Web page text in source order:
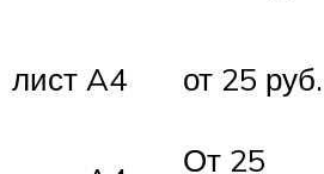
лист A4 от 25 руб.
От 25